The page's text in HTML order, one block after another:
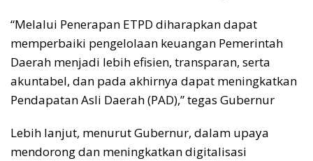
“Melalui Penerapan ETPD diharapkan dapat
memperbaiki pengelolaan keuangan Pemerintah
Daerah menjadi lebih efisien, transparan, serta
akuntabel, dan pada akhirnya dapat meningkatkan
Pendapatan Asli Daerah (PAD),” tegas Gubernur
Lebih lanjut, menurut Gubernur, dalam upaya
mendorong dan meningkatkan digitalisasi